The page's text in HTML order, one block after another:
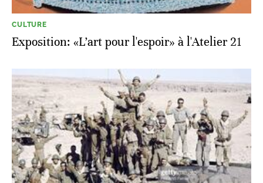
CULTURE
Exposition: «L’art pour l'espoir» à l'Atelier 21